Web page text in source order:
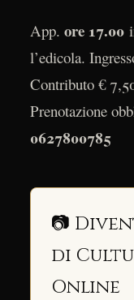
App. ore 17.00
l’edicola.
Contributo €
Prenotazione
0627800785
📷
di
Online